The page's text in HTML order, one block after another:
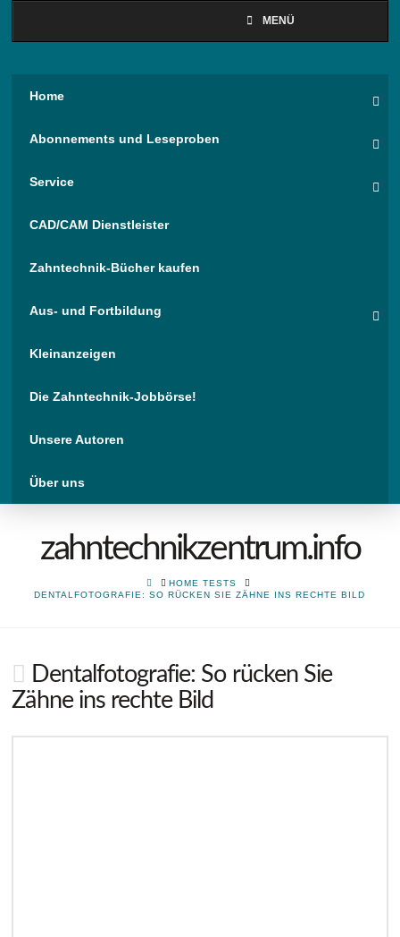
MENÜ
Home
Abonnements und Leseproben
Service
CAD/CAM Dienstleister
Zahntechnik-Bücher kaufen
Aus- und Fortbildung
Kleinanzeigen
Die Zahntechnik-Jobbörse!
Unsere Autoren
Über uns
zahntechnikzentrum.info
HOMEHOME TESTS
DENTALFOTOGRAFIE: SO RÜCKEN SIE ZÄHNE INS RECHTE BILD
Dentalfotografie: So rücken Sie
Zähne ins rechte Bild